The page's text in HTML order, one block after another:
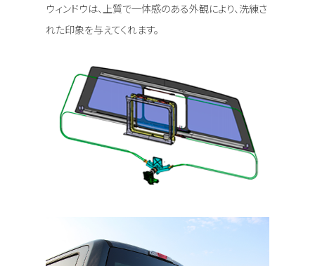
ウィンドウは、上質で一体感のある外観により、洗練さ
れた印象を与えてくれます。